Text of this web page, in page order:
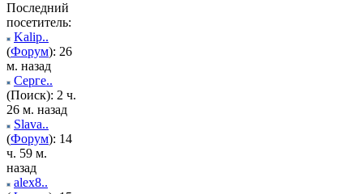
Последний
посетитель:
Kalip..
(Форум): 26
м. назад
Серге..
(Поиск): 2 ч.
26 м. назад
Slava..
(Форум): 14
ч. 59 м.
назад
alex8..